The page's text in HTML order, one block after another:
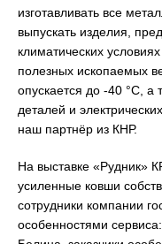
изготавливать все
выпускать изделия,
климатических
полезных ископаемых
опускается до -40 °С, а
деталей и
наш партнёр из КНР.
На выставке «Рудник»
усиленные ковши
сотрудники компании
особенностями